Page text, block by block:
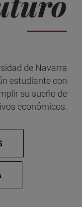
de Navarra
estudiante con
su sueño de
económicos.